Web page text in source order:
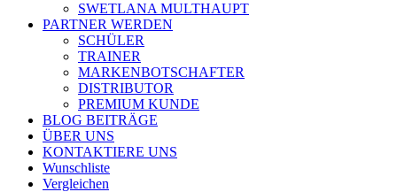
SWETLANA MULTHAUPT
PARTNER WERDEN
SCHÜLER
TRAINER
MARKENBOTSCHAFTER
DISTRIBUTOR
PREMIUM KUNDE
BLOG BEITRÄGE
ÜBER UNS
KONTAKTIERE UNS
Wunschliste
Vergleichen